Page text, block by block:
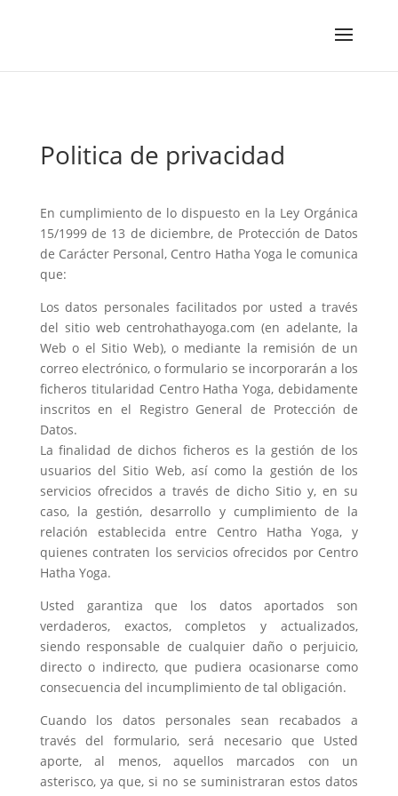
Politica de privacidad
En cumplimiento de lo dispuesto en la Ley Orgánica
15/1999 de 13 de diciembre, de Protección de Datos
de Carácter Personal, Centro Hatha Yoga le comunica
que:
Los datos personales facilitados por usted a través
del sitio web centrohathayoga.com (en adelante, la
Web o el Sitio Web), o mediante la remisión de un
correo electrónico, o formulario se incorporarán a los
ficheros titularidad Centro Hatha Yoga, debidamente
inscritos en el Registro General de Protección de
Datos.
La finalidad de dichos ficheros es la gestión de los
usuarios del Sitio Web, así como la gestión de los
servicios ofrecidos a través de dicho Sitio y, en su
caso, la gestión, desarrollo y cumplimiento de la
relación establecida entre Centro Hatha Yoga, y
quienes contraten los servicios ofrecidos por Centro
Hatha Yoga.
Usted garantiza que los datos aportados son
verdaderos, exactos, completos y actualizados,
siendo responsable de cualquier daño o perjuicio,
directo o indirecto, que pudiera ocasionarse como
consecuencia del incumplimiento de tal obligación.
Cuando los datos personales sean recabados a
través del formulario, será necesario que Usted
aporte, al menos, aquellos marcados con un
asterisco, ya que, si no se suministraran estos datos